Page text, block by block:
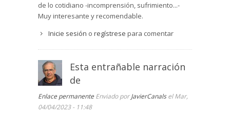
de lo cotidiano -incomprensión, sufrimiento...-
Muy interesante y recomendable.
Inicie sesión o regístrese para comentar
Esta entrañable narración
de
Enlace permanente Enviado porJavierCanalsel Mar,
04/04/2023 - 11:48